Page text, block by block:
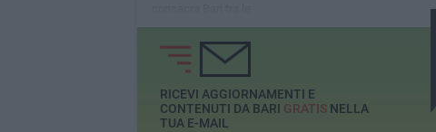
principali destinazioni
turistiche del Mezzogiorno"
RICEVI AGGIORNAMENTI E
CONTENUTI DA BARI GRATISNELLA
TUA E-MAIL